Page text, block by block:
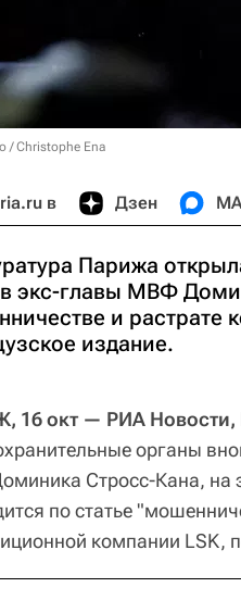
/ Christophe Ena
в Дзен
Парижа
экс-главы МВФ
и растрате
издание.
16 окт — РИА Новости,
органы
Стросс-Кана, на
по статье
компании LSK,